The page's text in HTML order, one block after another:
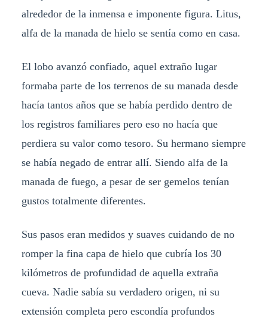
alrededor de la inmensa e imponente figura. Litus,
alfa de la manada de hielo se sentía como en casa.
El lobo avanzó confiado, aquel extraño lugar
formaba parte de los terrenos de su manada desde
hacía tantos años que se había perdido dentro de
los registros familiares pero eso no hacía que
perdiera su valor como tesoro. Su hermano siempre
se había negado de entrar allí. Siendo alfa de la
manada de fuego, a pesar de ser gemelos tenían
gustos totalmente diferentes.
Sus pasos eran medidos y suaves cuidando de no
romper la fina capa de hielo que cubría los 30
kilómetros de profundidad de aquella extraña
cueva. Nadie sabía su verdadero origen, ni su
extensión completa pero escondía profundos